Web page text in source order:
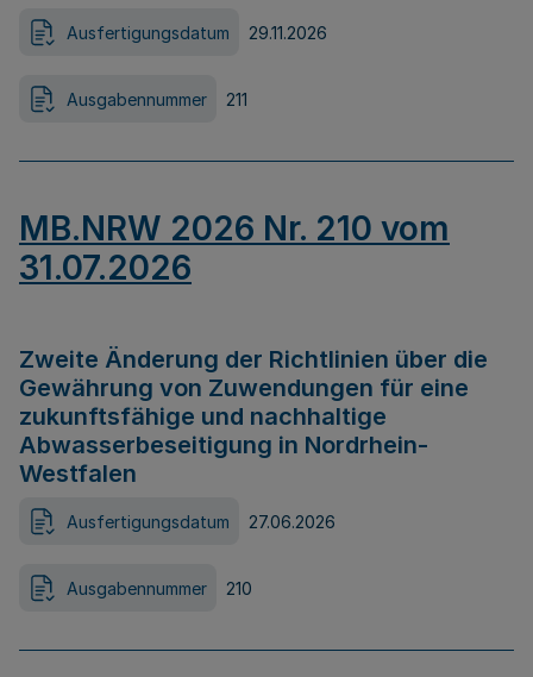
Ausfertigungsdatum 29.11.2026
Ausgabennummer 211
MB.NRW 2026 Nr. 210 vom
31.07.2026
Zweite Änderung der Richtlinien über die
Gewährung von Zuwendungen für eine
zukunftsfähige und nachhaltige
Abwasserbeseitigung in Nordrhein-
Westfalen
Ausfertigungsdatum 27.06.2026
Ausgabennummer 210